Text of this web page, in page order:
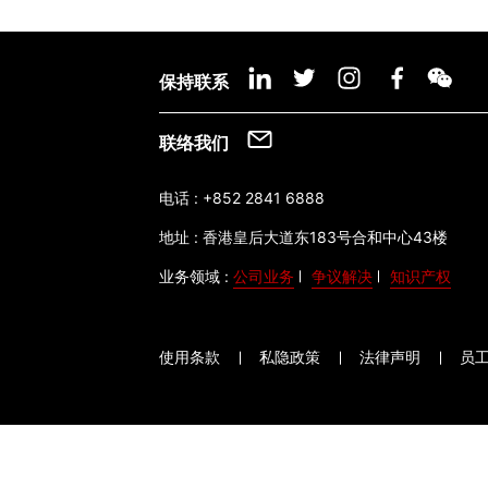
保持联系
联络我们
电话 : +852 2841 6888
地址 :香港皇后大道东183号合和中心43楼
业务领域 : 公司业务 争议解决 知识产权
使用条款 私隐政策 法律声明 员